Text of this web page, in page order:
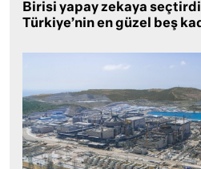
Birisi yapay zekaya
Türkiye’nin en güzel beş